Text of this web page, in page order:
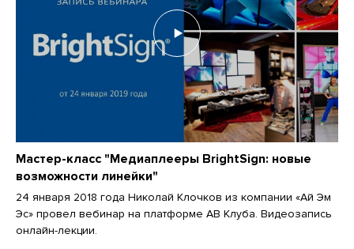
Мастер-класс "Медиаплееры BrightSign: новые
возможности линейки"
24 января 2018 года Николай Клочков из компании «Ай Эм
Эс» провел вебинар на платформе АВ Клуба. Видеозапись
онлайн-лекции.